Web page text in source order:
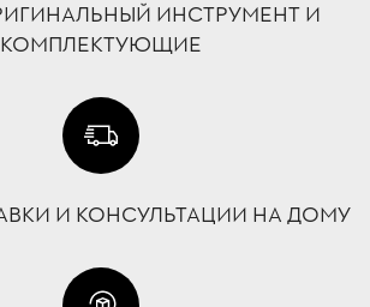
ИНСТРУМЕНТ И
КОМПЛЕКТУЮЩИЕ
И КОНСУЛЬТАЦИИ НА ДОМУ